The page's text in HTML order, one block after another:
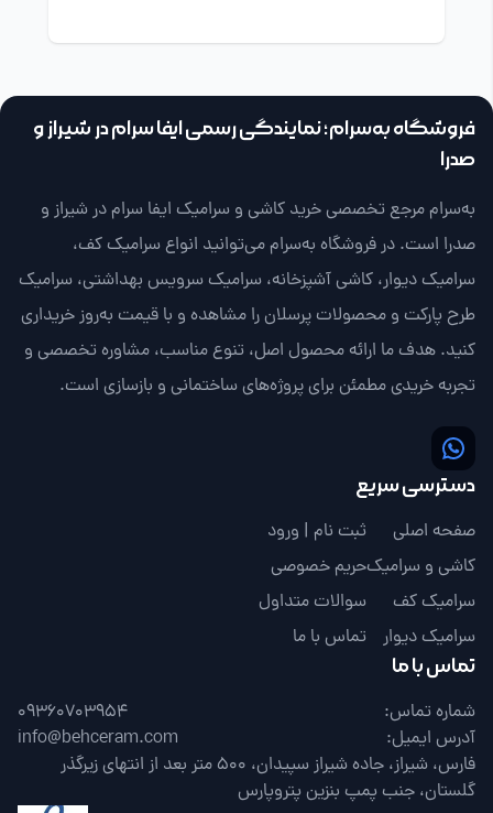
فروشگاه به‌سرام؛ نمایندگی رسمی ایفا سرام در شیراز و
صدرا
به‌سرام مرجع تخصصی خرید کاشی و سرامیک ایفا سرام در شیراز و
صدرا است. در فروشگاه به‌سرام می‌توانید انواع سرامیک کف،
سرامیک دیوار، کاشی آشپزخانه، سرامیک سرویس بهداشتی، سرامیک
طرح پارکت و محصولات پرسلان را مشاهده و با قیمت به‌روز خریداری
کنید. هدف ما ارائه محصول اصل، تنوع مناسب، مشاوره تخصصی و
تجربه خریدی مطمئن برای پروژه‌های ساختمانی و بازسازی است.
دسترسی سریع
صفحه اصلی
کاشی و سرامیک
سرامیک کف
سرامیک دیوار
ثبت نام | ورود
حریم خصوصی
سوالات متداول
تماس با ما
تماس با ما
شماره تماس:
09360703954
آدرس ایمیل:
info@behceram.com
فارس، شیراز، جاده شیراز سپیدان، 500 متر بعد از انتهای زیرگذر
گلستان، جنب پمپ بنزین پتروپارس